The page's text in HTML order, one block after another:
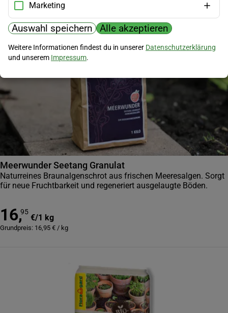
Meerwunder Seetang Granulat
Naturreines Braunalgenschrot aus frischen Meeresalgen. Sorgt
für neue Fruchtbarkeit und regeneriert ausgelaugte Böden.
16,95
€/1 kg
Grundpreis: 16,95 € / kg
Marketing
Auswahl speichern Alle akzeptieren
Weitere Informationen findest du in unserer Datenschutzerklärung
und unserem Impressum.